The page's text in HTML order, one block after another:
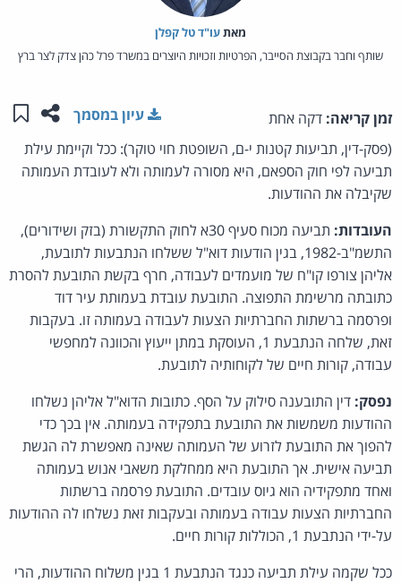
מאת‏עו"ד טל קפלן
שותף וחבר בקבוצת הסייבר, הפרטיות וזכויות היוצרים במשרד פרל כהן צדק לצר ברץ
זמן קריאה: דקה אחת שתפו
עיון במסמך
(פסק-דין, תביעות קטנות י-ם, השופטת חוי טוקר): ככל וקיימת עילת
תביעה לפי חוק הספאם, היא מסורה לעמותה ולא לעובדת העמותה
שקיבלה את ההודעות.
העובדות:
תביעה מכוח סעיף 30א לחוק התקשורת (בזק ושידורים),
התשמ"ב-1982, בגין הודעות דוא"ל ששלחו הנתבעות לתובעת,
אליהן צורפו קו"ח של מועמדים לעבודה, חרף בקשת התובעת להסרת
כתובתה מרשימת התפוצה. התובעת עובדת בעמותת עיר דוד
ופרסמה ברשתות החברתיות הצעות לעבודה בעמותה זו. בעקבות
זאת, שלחה הנתבעת 1, העוסקת במתן ייעוץ והכוונה למחפשי
עבודה, קורות חיים של לקוחותיה לתובעת.
נפסק: דין התובענה סילוק על הסף. כתובות הדוא"ל אליהן נשלחו
ההודעות משמשות את התובעת בתפקידה בעמותה. אין בכך כדי
להפוך את התובעת לזרוע של העמותה שאינה מאפשרת לה הגשת
תביעה אישית. אך התובעת היא ממחלקת משאבי אנוש בעמותה
ואחד מתפקידיה הוא גיוס עובדים. התובעת פרסמה ברשתות
החברתיות הצעות עבודה בעמותה ובעקבות זאת נשלחו לה ההודעות
על-ידי הנתבעת 1, הכוללות קורות חיים.
ככל שקמה עילת תביעה כנגד הנתבעת 1 בגין משלוח ההודעות, הרי